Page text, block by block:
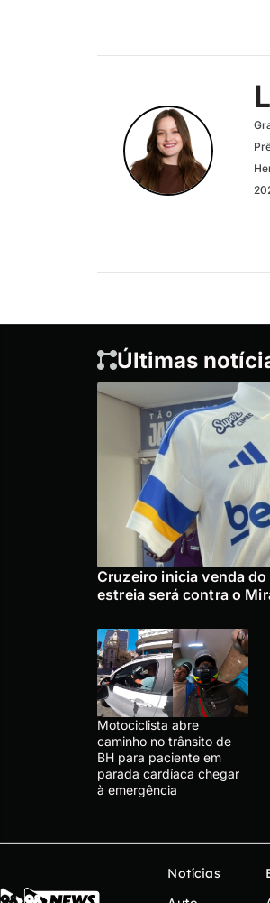
Últimas
Cruzeiro inicia venda
estreia será contra o
Motociclista abre
caminho no trânsito de
BH para paciente em
parada cardíaca chegar
à emergência
Notícias